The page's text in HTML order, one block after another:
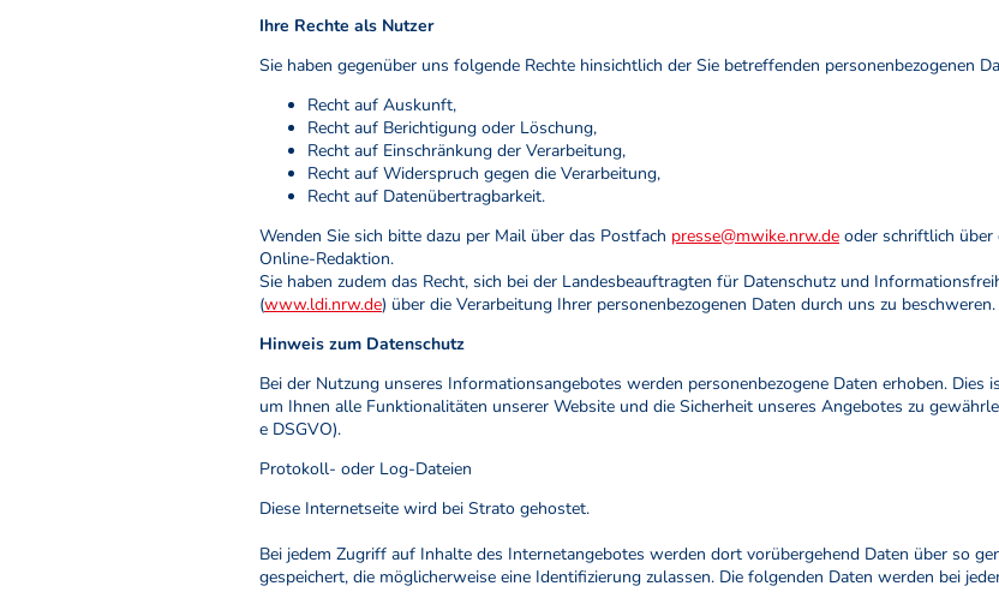
Ihre Rechte als Nutzer
Sie haben gegenüber uns folgende Rechte hinsichtlich der Sie betreffenden personenbezogenen
Recht auf Auskunft,
Recht auf Berichtigung oder Löschung,
Recht auf Einschränkung der Verarbeitung,
Recht auf Widerspruch gegen die Verarbeitung,
Recht auf Datenübertragbarkeit.
Wenden Sie sich bitte dazu per Mail über das Postfach presse@mwike.nrw.de oder schriftlich über
Online-Redaktion.
Sie haben zudem das Recht, sich bei der Landesbeauftragten für Datenschutz und
(www.ldi.nrw.de) über die Verarbeitung Ihrer personenbezogenen Daten durch uns zu beschweren.
Hinweis zum Datenschutz
Bei der Nutzung unseres Informationsangebotes werden personenbezogene Daten erhoben. Dies
um Ihnen alle Funktionalitäten unserer Website und die Sicherheit unseres Angebotes zu
e DSGVO).
Protokoll- oder Log-Dateien
Diese Internetseite wird bei Strato gehostet.
Bei jedem Zugriff auf Inhalte des Internetangebotes werden dort vorübergehend Daten über so
gespeichert, die möglicherweise eine Identifizierung zulassen. Die folgenden Daten werden bei